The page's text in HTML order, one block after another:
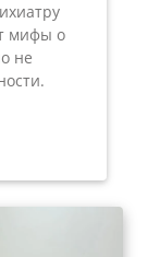
мифы о
не